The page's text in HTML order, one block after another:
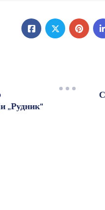
„Рудник“